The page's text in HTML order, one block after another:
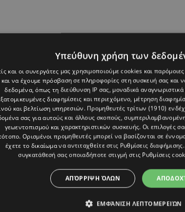
Υπεύθυνη χρήση των
και οι συνεργάτες μας χρησιμοποιούμε cookies και
και να έχουμε πρόσβαση σε πληροφορίες στη συσκευή σας και
δεδομένα, όπως τη διεύθυνση IP σας, μοναδικά αναγνωριστικά
διαφημίσεις και περιεχόμενο, μέτρηση
και βελτίωση υπηρεσιών. Προμηθευτές τρίτων (1910)
σας για αυτούς και άλλους σκοπούς,
γεωεντοπισμού και χαρακτηριστικών συσκευής. Οι επιλογές
Ορισμένοι προμηθευτές μπορεί να βασίζονται σε
έχετε το δικαίωμα να αντιταχθείτε στις Ρυθμίσεις διαφήμισης
συγκατάθεσή σας οποιαδήποτε στιγμή στις Ρυθμίσεις
ΑΠΌΡΡΙΨΗ ΌΛΩΝ
ΕΜΦΆΝΙΣΗ ΛΕΠΤΟΜΕΡΕΙΏΝ